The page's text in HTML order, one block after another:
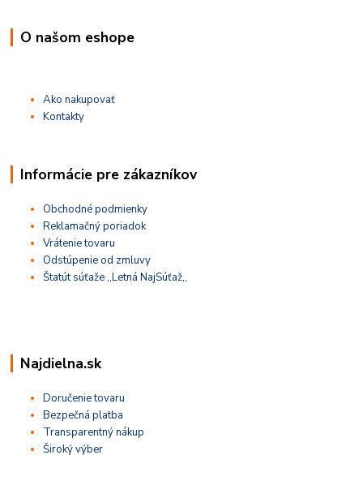
O našom eshope
Ako nakupovať
Kontakty
Informácie pre zákazníkov
Obchodné podmienky
Reklamačný poriadok
Vrátenie tovaru
Odstúpenie od zmluvy
Štatút súťaže ,,Letná NajSúťaž,,
Najdielna.sk
Doručenie tovaru
Bezpečná platba
Transparentný nákup
Široký výber